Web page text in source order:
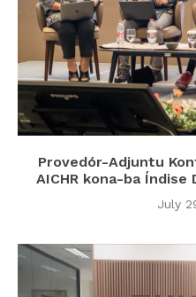
Provedór-Adjuntu
AICHR kona-ba Índise
July